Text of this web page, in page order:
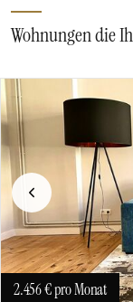
Wohnungen die
Vorherige
2.456 €pro Monat